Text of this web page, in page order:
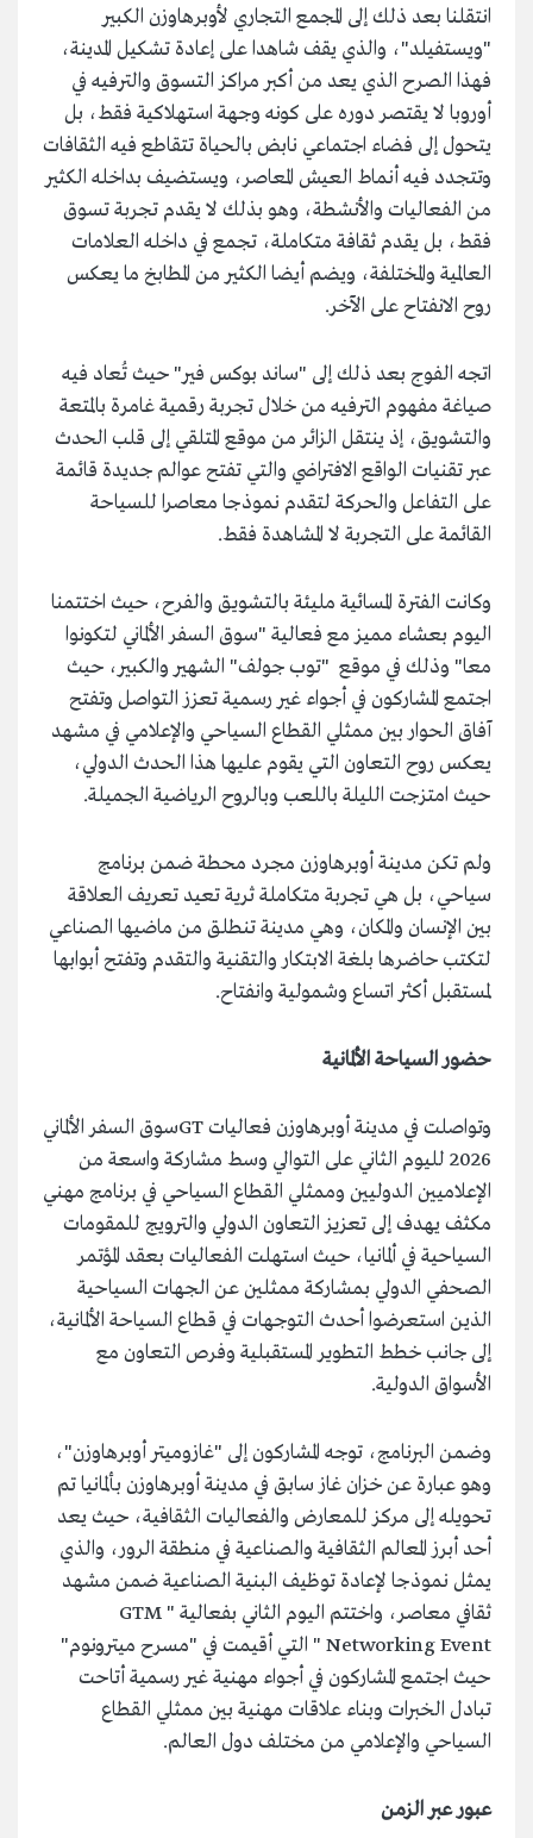
انتقلنا بعد ذلك إلى المجمع التجاري لأوبرهاوزن الكبير
"ويستفيلد"، والذي يقف شاهدا على إعادة تشكيل المدينة،
فهذا الصرح الذي يعد من أكبر مراكز التسوق والترفيه في
أوروبا لا يقتصر دوره على كونه وجهة استهلاكية فقط، بل
يتحول إلى فضاء اجتماعي نابض بالحياة تتقاطع فيه الثقافات
وتتجدد فيه أنماط العيش المعاصر، ويستضيف بداخله الكثير
من الفعاليات والأنشطة، وهو بذلك لا يقدم تجربة تسوق
فقط، بل يقدم ثقافة متكاملة، تجمع في داخله العلامات
العالمية والمختلفة، ويضم أيضا الكثير من المطابخ ما يعكس
روح الانفتاح على الآخر.
اتجه الفوج بعد ذلك إلى "ساند بوكس فير" حيث تُعاد فيه
صياغة مفهوم الترفيه من خلال تجربة رقمية غامرة بالمتعة
والتشويق، إذ ينتقل الزائر من موقع المتلقي إلى قلب الحدث
عبر تقنيات الواقع الافتراضي والتي تفتح عوالم جديدة قائمة
على التفاعل والحركة لتقدم نموذجا معاصرا للسياحة
القائمة على التجربة لا المشاهدة فقط.
وكانت الفترة المسائية مليئة بالتشويق والفرح، حيث اختتمنا
اليوم بعشاء مميز مع فعالية "سوق السفر الألماني لتكونوا
معا" وذلك في موقع "توب جولف" الشهير والكبير، حيث
اجتمع المشاركون في أجواء غير رسمية تعزز التواصل وتفتح
آفاق الحوار بين ممثلي القطاع السياحي والإعلامي في مشهد
يعكس روح التعاون التي يقوم عليها هذا الحدث الدولي،
حيث امتزجت الليلة باللعب وبالروح الرياضية الجميلة.
ولم تكن مدينة أوبرهاوزن مجرد محطة ضمن برنامج
سياحي، بل هي تجربة متكاملة ثرية تعيد تعريف العلاقة
بين الإنسان والمكان، وهي مدينة تنطلق من ماضيها الصناعي
لتكتب حاضرها بلغة الابتكار والتقنية والتقدم وتفتح أبوابها
لمستقبل أكثر اتساع وشمولية وانفتاح.
حضور السياحة الألمانية
وتواصلت في مدينة أوبرهاوزن فعاليات GTسوق السفر الألماني
2026 لليوم الثاني على التوالي وسط مشاركة واسعة من
الإعلاميين الدوليين وممثلي القطاع السياحي في برنامج مهني
مكثف يهدف إلى تعزيز التعاون الدولي والترويج للمقومات
السياحية في ألمانيا، حيث استهلت الفعاليات بعقد المؤتمر
الصحفي الدولي بمشاركة ممثلين عن الجهات السياحية
الذين استعرضوا أحدث التوجهات في قطاع السياحة الألمانية،
إلى جانب خطط التطوير المستقبلية وفرص التعاون مع
الأسواق الدولية.
وضمن البرنامج، توجه المشاركون إلى "غازوميتر أوبرهاوزن"،
وهو عبارة عن خزان غاز سابق في مدينة أوبرهاوزن بألمانيا تم
تحويله إلى مركز للمعارض والفعاليات الثقافية، حيث يعد
أحد أبرز المعالم الثقافية والصناعية في منطقة الرور، والذي
يمثل نموذجا لإعادة توظيف البنية الصناعية ضمن مشهد
ثقافي معاصر، واختتم اليوم الثاني بفعالية " GTM
Networking Event " التي أقيمت في "مسرح ميترونوم"
حيث اجتمع المشاركون في أجواء مهنية غير رسمية أتاحت
تبادل الخبرات وبناء علاقات مهنية بين ممثلي القطاع
السياحي والإعلامي من مختلف دول العالم.
عبور عبر الزمن